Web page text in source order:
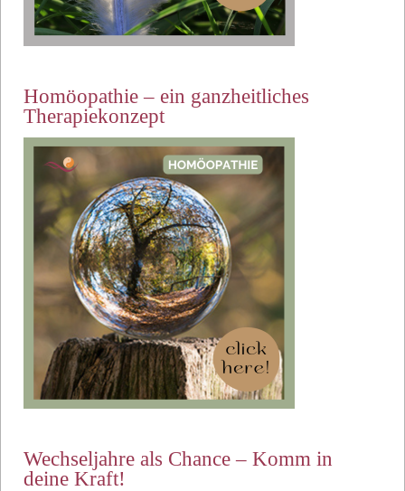
Homöopathie – ein ganzheitliches
Therapiekonzept
Wechseljahre als Chance – Komm in
deine Kraft!